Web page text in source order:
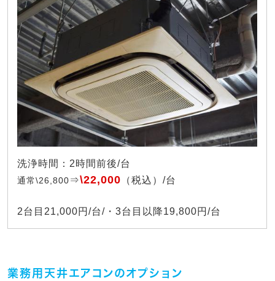
洗浄時間：2時間前後/台
通常\26,800⇒\22,000 （税込）/台
2台目21,000円/台/・3台目以降19,800円/台
業務用天井エアコンのオプション